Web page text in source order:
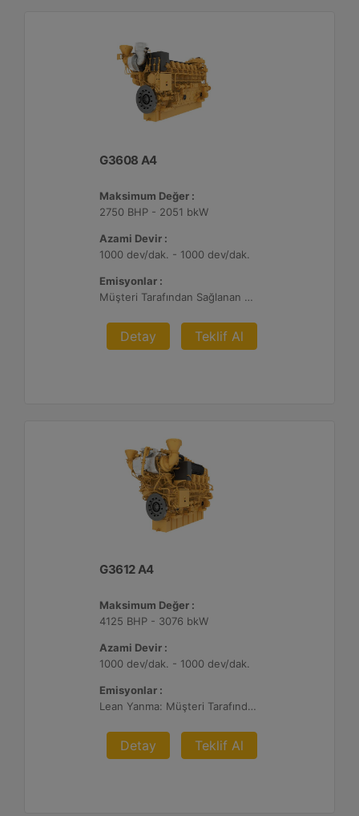
G3608 A4
Maksimum Değer :
2750 BHP - 2051 bkW
Azami Devir :
1000 dev/dak. - 1000 dev/dak.
Emisyonlar :
Müşteri Tarafından Sağlanan Atık Arıtma ile NSPS Saha Uyumluluğuna Sahiptir, 0,3 g ve 0,5 g/bhp-sa. NOx
Detay Teklif Al
G3612 A4
Maksimum Değer :
4125 BHP - 3076 bkW
Azami Devir :
1000 dev/dak. - 1000 dev/dak.
Emisyonlar :
Lean Yanma: Müşteri Tarafından Sağlanan Atık Arıtma ile NSPS Saha Uyumluluğuna Sahiptir, 0,3 g ve 0,5 g/bhp-sa. NOx
Detay Teklif Al